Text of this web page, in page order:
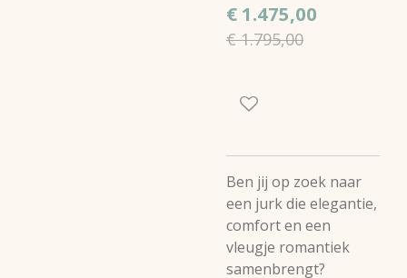
€ 1.475,00
€ 1.795,00
Ben jij op zoek naar
een jurk die elegantie,
comfort en een
vleugje romantiek
samenbrengt?